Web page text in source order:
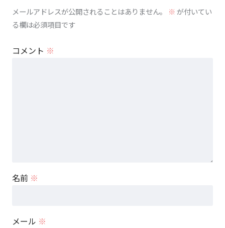
メールアドレスが公開されることはありません。 ※が付いてい
る欄は必須項目です
コメント ※
名前 ※
メール ※